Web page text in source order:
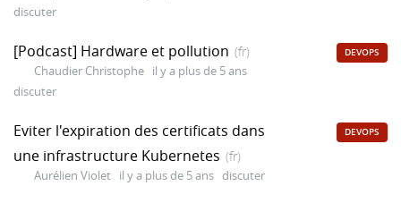
discuter
[Podcast] Hardware et pollution (fr)
Chaudier Christophe il y a plus de 5 ans
discuter
DEVOPS
Eviter l'expiration des certificats dans
une infrastructure Kubernetes (fr)
Aurélien Violet il y a plus de 5 ans discuter
DEVOPS